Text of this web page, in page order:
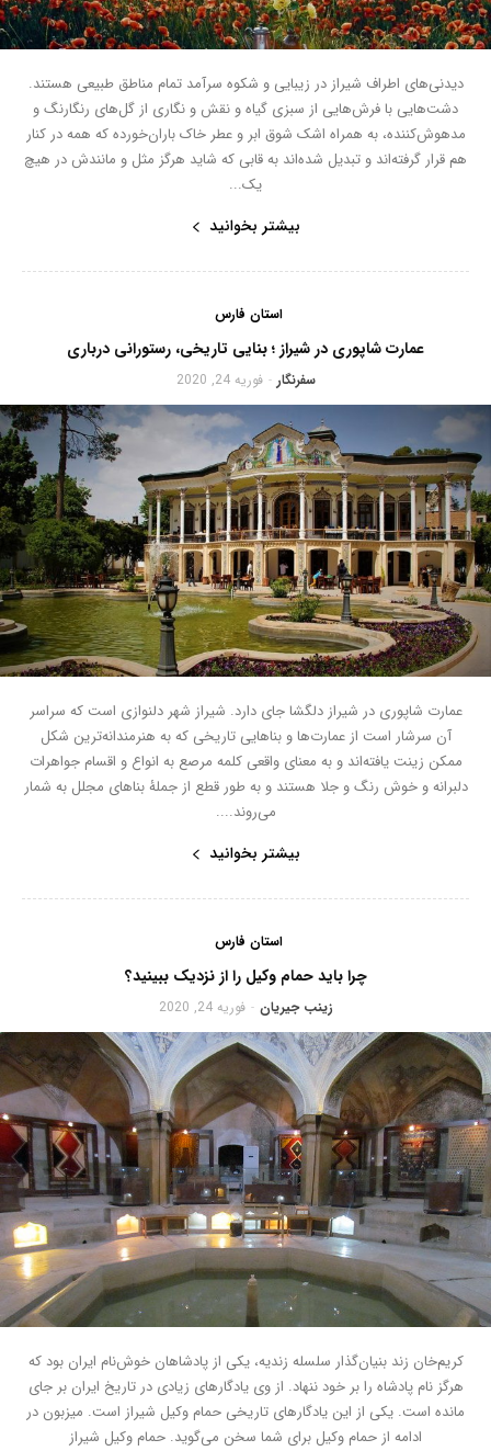
دیدنی‌های اطراف شیراز در زیبایی و شکوه سرآمد تمام مناطق طبیعی هستند.
دشت‌هایی با فرش‌هایی از سبزی گیاه و نقش و نگاری از گل‌های رنگارنگ و
مدهوش‌کننده، به همراه اشک شوق ابر و عطر خاک باران‌خورده که همه در کنار
هم قرار گرفته‌اند و تبدیل شده‌اند به قابی که شاید هرگز مثل و مانندش در هیچ
یک...
بیشتر بخوانید
استان فارس
عمارت شاپوری در شیراز ؛ بنایی تاریخی، رستورانی درباری
سفرنگار - فوریه 24, 2020
عمارت شاپوری در شیراز دلگشا جای دارد. شیراز شهر دلنوازی است که سراسر
آن سرشار است از عمارت‌ها و بناهایی تاریخی که به هنرمندانه‌ترین شکل
ممکن زینت یافته‌اند و به معنای واقعی کلمه مرصع به انواع و اقسام جواهرات
دلبرانه و خوش رنگ و جلا هستند و به طور قطع از جملۀ بناهای مجلل به شمار
می‌روند....
بیشتر بخوانید
استان فارس
چرا باید حمام وکیل را از نزدیک ببینید؟
زینب جیریان - فوریه 24, 2020
کریم‌خان زند بنیان‌گذار سلسله زندیه، یکی از پادشاهان خوش‌نام ایران بود که
هرگز نام پادشاه را بر خود ننهاد. از وی یادگارهای زیادی در تاریخ ایران بر جای
مانده است. یکی از این یادگارهای تاریخی حمام وکیل شیراز است. میزبون در
ادامه از حمام وکیل برای شما سخن می‌گوید. حمام وکیل شیراز